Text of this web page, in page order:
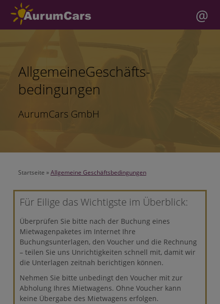
AllgemeineGeschäfts-
bedingungen
AurumCars GmbH
Startseite »Allgemeine Geschäftsbedingungen
Für Eilige das Wichtigste im Überblick:
Überprüfen Sie bitte nach der Buchung eines
Mietwagenpaketes im Internet Ihre
Buchungsunterlagen, den Voucher und die Rechnung
– teilen Sie uns Unrichtigkeiten schnell mit, damit wir
die Unterlagen zeitnah berichtigen können.
Nehmen Sie bitte unbedingt den Voucher mit zur
Abholung Ihres Mietwagens. Ohne Voucher kann
keine Übergabe des Mietwagens erfolgen.